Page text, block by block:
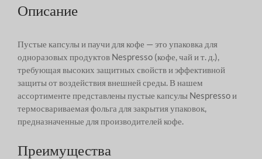
Описание
Пустые капсулы и паучи для кофе — это упаковка для
одноразовых продуктов Nespresso (кофе, чай и т. д.),
требующая высоких защитных свойств и эффективной
защиты от воздействия внешней среды. В нашем
ассортименте представлены пустые капсулы Nespresso и
термосвариваемая фольга для закрытия упаковок,
предназначенные для производителей кофе.
Преимущества